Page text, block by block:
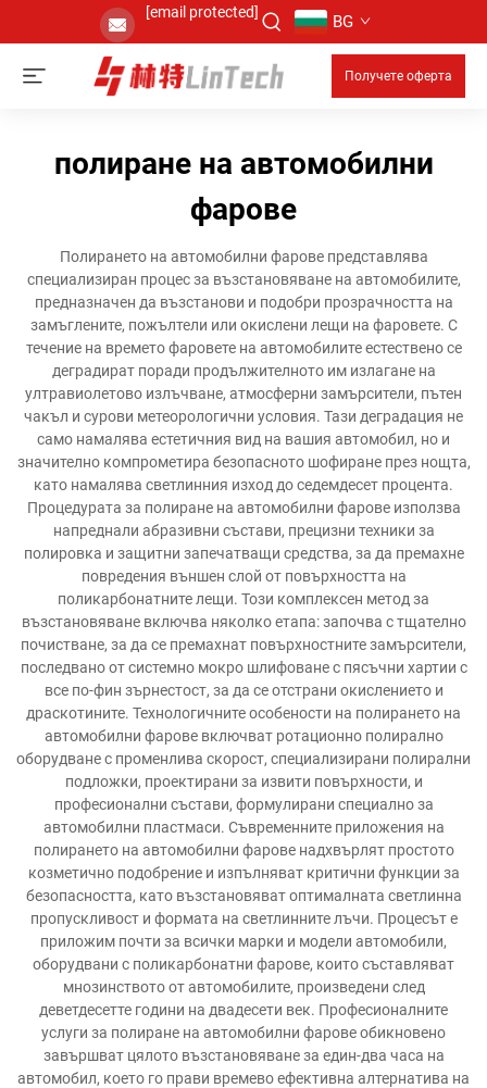
[email protected] BG
Получете оферта
полиране на автомобилни
фарове
Полирането на автомобилни фарове представлява
специализиран процес за възстановяване на автомобилите,
предназначен да възстанови и подобри прозрачността на
замъглените, пожълтели или окислени лещи на фаровете. С
течение на времето фаровете на автомобилите естествено се
деградират поради продължителното им излагане на
ултравиолетово излъчване, атмосферни замърсители, пътен
чакъл и сурови метеорологични условия. Тази деградация не
само намалява естетичния вид на вашия автомобил, но и
значително компрометира безопасното шофиране през нощта,
като намалява светлинния изход до седемдесет процента.
Процедурата за полиране на автомобилни фарове използва
напреднали абразивни състави, прецизни техники за
полировка и защитни запечатващи средства, за да премахне
повредения външен слой от повърхността на
поликарбонатните лещи. Този комплексен метод за
възстановяване включва няколко етапа: започва с тщателно
почистване, за да се премахнат повърхностните замърсители,
последвано от системно мокро шлифоване с пясъчни хартии с
все по-фин зърнестост, за да се отстрани окислението и
драскотините. Технологичните особености на полирането на
автомобилни фарове включват ротационно полирално
оборудване с променлива скорост, специализирани полирални
подложки, проектирани за извити повърхности, и
професионални състави, формулирани специално за
автомобилни пластмаси. Съвременните приложения на
полирането на автомобилни фарове надхвърлят простото
козметично подобрение и изпълняват критични функции за
безопасността, като възстановяват оптималната светлинна
пропускливост и формата на светлинните лъчи. Процесът е
приложим почти за всички марки и модели автомобили,
оборудвани с поликарбонатни фарове, които съставляват
мнозинството от автомобилите, произведени след
деветдесетте години на двадесети век. Професионалните
услуги за полиране на автомобилни фарове обикновено
завършват цялото възстановяване за един-два часа на
автомобил, което го прави времево ефективна алтернатива на